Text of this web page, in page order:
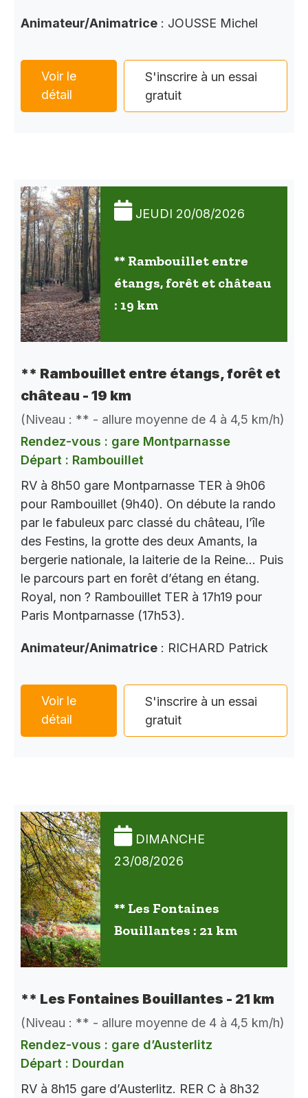
Animateur/Animatrice : JOUSSE Michel
Voir le
détail
S'inscrire à un essai
gratuit
JEUDI 20/08/2026
** Rambouillet entre
étangs, forêt et château
: 19 km
** Rambouillet entre étangs, forêt et
château - 19 km
(Niveau : ** - allure moyenne de 4 à 4,5 km/h)
Rendez-vous : gare Montparnasse
Départ : Rambouillet
RV à 8h50 gare Montparnasse TER à 9h06
pour Rambouillet (9h40). On débute la rando
par le fabuleux parc classé du château, l’île
des Festins, la grotte des deux Amants, la
bergerie nationale, la laiterie de la Reine… Puis
le parcours part en forêt d’étang en étang.
Royal, non ? Rambouillet TER à 17h19 pour
Paris Montparnasse (17h53).
Animateur/Animatrice : RICHARD Patrick
Voir le
détail
S'inscrire à un essai
gratuit
DIMANCHE
23/08/2026
** Les Fontaines
Bouillantes : 21 km
** Les Fontaines Bouillantes - 21 km
(Niveau : ** - allure moyenne de 4 à 4,5 km/h)
Rendez-vous : gare d’Austerlitz
Départ : Dourdan
RV à 8h15 gare d’Austerlitz. RER C à 8h32